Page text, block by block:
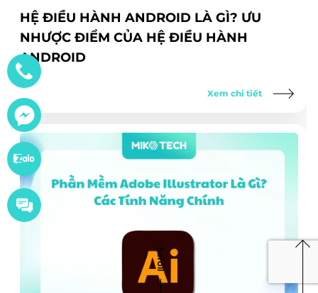
HỆ ĐIỀU HÀNH ANDROID LÀ GÌ? ƯU
NHƯỢC ĐIỂM CỦA HỆ ĐIỀU HÀNH
ANDROID
Xem chi tiết
Scroll